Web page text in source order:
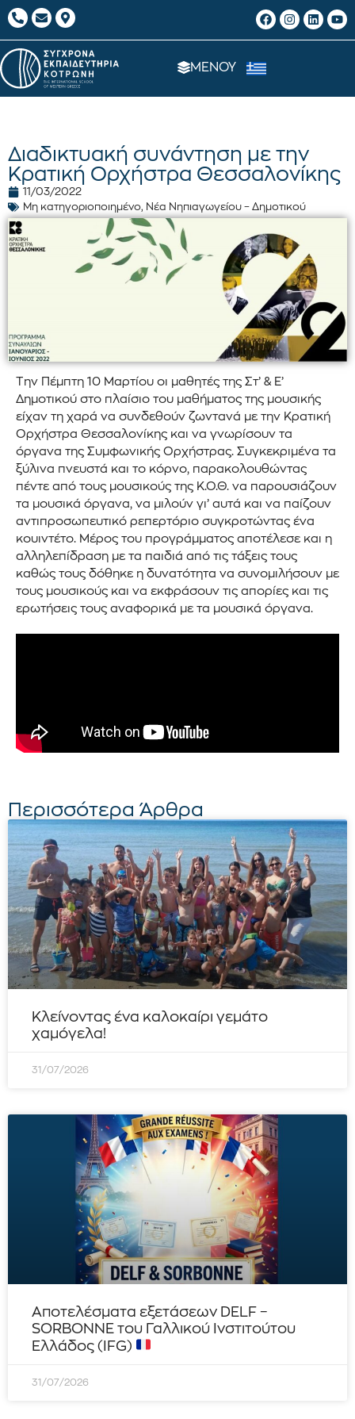
ΜΕΝΟΥ
Διαδικτυακή συνάντηση με την
Κρατική Ορχήστρα Θεσσαλονίκης
11/03/2022
Μη κατηγοριοποιημένο, Νέα Νηπιαγωγείου – Δημοτικού
Την Πέμπτη 10 Μαρτίου οι μαθητές της Στ’ & Ε’
Δημοτικού στο πλαίσιο του μαθήματος της μουσικής
είχαν τη χαρά να συνδεθούν ζωντανά με την Κρατική
Ορχήστρα Θεσσαλονίκης και να γνωρίσουν τα
όργανα της Συμφωνικής Ορχήστρας. Συγκεκριμένα τα
ξύλινα πνευστά και το κόρνο, παρακολουθώντας
πέντε από τους μουσικούς της Κ.Ο.Θ. να παρουσιάζουν
τα μουσικά όργανα, να μιλούν γι’ αυτά και να παίζουν
αντιπροσωπευτικό ρεπερτόριο συγκροτώντας ένα
κουιντέτο. Μέρος του προγράμματος αποτέλεσε και η
αλληλεπίδραση με τα παιδιά από τις τάξεις τους
καθώς τους δόθηκε η δυνατότητα να συνομιλήσουν με
τους μουσικούς και να εκφράσουν τις απορίες και τις
ερωτήσεις τους αναφορικά με τα μουσικά όργανα.
Περισσότερα Άρθρα
Κλείνοντας ένα καλοκαίρι γεμάτο
χαμόγελα!
31/07/2026
Αποτελέσματα εξετάσεων DELF –
SORBONNE του Γαλλικού Ινστιτούτου
Ελλάδος (IFG)
31/07/2026